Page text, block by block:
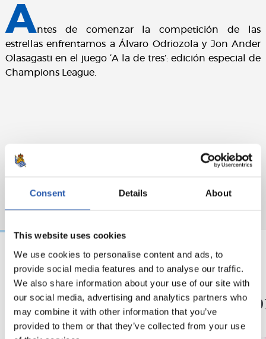
Consent Details About
This website uses cookies
We use cookies to personalise content and ads, to
provide social media features and to analyse our traffic.
We also share information about your use of our site with
our social media, advertising and analytics partners who
may combine it with other information that you’ve
provided to them or that they’ve collected from your use
Antes de comenzar la competición de las
estrellas enfrentamos a Álvaro Odriozola y Jon Ander
Olasagasti en el juego ‘A la de tres’: edición especial de
Champions League.
09/08/2026
ENTRENAMIENTO
Así se van a preparar
08/08/2026
CRÓNICA
Otra
nivel